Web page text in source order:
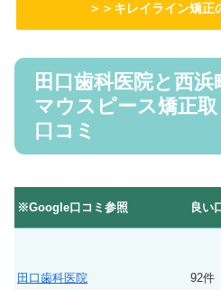
＞＞キレイライン矯正
田口歯科医院と西
マウスピース矯正
口コミ
※Google口コミ参照 良い
田口歯科医院 92件